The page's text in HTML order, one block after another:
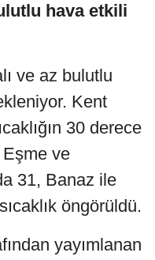
hava etkili
ve az bulutlu
Kent
30 derece
Eşme ve
31, Banaz ile
öngörüldü.
yayımlanan